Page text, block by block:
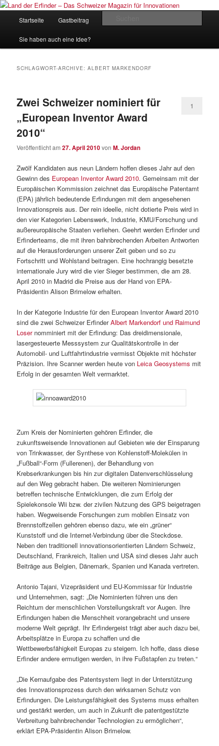
Zum
wechseln
Zum
wechselnLand der Erfinder – Das Schweizer
Startseite Gastbeitrag
Sie haben auch eine Idee?
SCHLAGWORT-ARCHIVE:ALBERT MARKENDORF
Zwei Schweizer nominiert für
„European Inventor Award
2010“
Veröffentlicht am27. April 2010vonM. Jordan
1
Zwölf Kandidaten aus neun Ländern hoffen dieses Jahr auf den
Gewinn des European Inventor Award 2010. Gemeinsam mit der
Europäischen Kommission zeichnet das Europäische Patentamt
(EPA) jährlich bedeutende Erfindungen mit dem angesehenen
Innovationspreis aus. Der rein ideelle, nicht dotierte Preis wird in
den vier Kategorien Lebenswerk, Industrie, KMU/Forschung und
außereuropäische Staaten verliehen. Geehrt werden Erfinder und
Erfinderteams, die mit ihren bahnbrechenden Arbeiten Antworten
auf die Herausforderungen unserer Zeit geben und so zu
Fortschritt und Wohlstand beitragen. Eine hochrangig besetzte
internationale Jury wird die vier Sieger bestimmen, die am 28.
April 2010 in Madrid die Preise aus der Hand von EPA-
Präsidentin Alison Brimelow erhalten.
In der Kategorie Industrie für den European Inventor Award 2010
sind die zwei Schweizer ErfinderAlbert Markendorf und Raimund
Losernomminiert mit der Erfindung: Das dreidimensionale,
lasergesteuerte Messsystem zur Qualitätskontrolle in der
Automobil- und Luftfahrtindustrie vermisst Objekte mit höchster
Präzision. Ihre Scanner werden heute von Leica Geosystems mit
Erfolg in der gesamten Welt vermarktet.
Zum Kreis der Nominierten gehören Erfinder, die
zukunftsweisende Innovationen auf Gebieten wie der Einsparung
von Trinkwasser, der Synthese von Kohlenstoff-Molekülen in
„Fußball“-Form (Fullerenen), der Behandlung von
Krebserkrankungen bis hin zur digitalen Datenverschlüsselung
auf den Weg gebracht haben. Die weiteren Nominierungen
betreffen technische Entwicklungen, die zum Erfolg der
Spielekonsole Wii bzw. der zivilen Nutzung des GPS beigetragen
haben. Wegweisende Forschungen zum mobilen Einsatz von
Brennstoffzellen gehören ebenso dazu, wie ein „grüner“
Kunststoff und die Internet-Verbindung über die Steckdose.
Neben den traditionell innovationsorientierten Ländern Schweiz,
Deutschland, Frankreich, Italien und USA sind dieses Jahr auch
Beiträge aus Belgien, Dänemark, Spanien und Kanada vertreten.
Antonio Tajani, Vizepräsident und EU-Kommissar für Industrie
und Unternehmen, sagt: „Die Nominierten führen uns den
Reichtum der menschlichen Vorstellungskraft vor Augen. Ihre
Erfindungen haben die Menschheit vorangebracht und unsere
moderne Welt geprägt. Ihr Erfindergeist trägt aber auch dazu bei,
Arbeitsplätze in Europa zu schaffen und die
Wettbewerbsfähigkeit Europas zu steigern. Ich hoffe, dass diese
Erfinder andere ermutigen werden, in ihre Fußstapfen zu treten.“
„Die Kernaufgabe des Patentsystem liegt in der Unterstützung
des Innovationsprozess durch den wirksamen Schutz von
Erfindungen. Die Leistungsfähigkeit des Systems muss erhalten
und gestärkt werden, um auch in Zukunft die patentgestützte
Verbreitung bahnbrechender Technologien zu ermöglichen“,
erklärt EPA-Präsidentin Alison Brimelow.